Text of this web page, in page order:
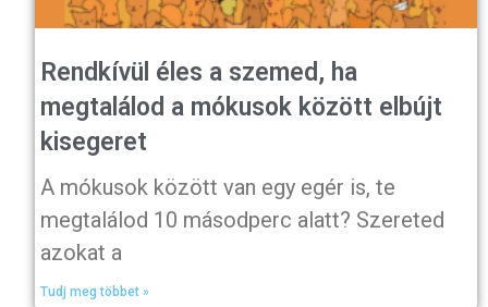
Rendkívül éles a szemed, ha
megtalálod a mókusok között elbújt
kisegeret
A mókusok között van egy egér is, te
megtalálod 10 másodperc alatt? Szereted
azokat a
Tudj meg többet »